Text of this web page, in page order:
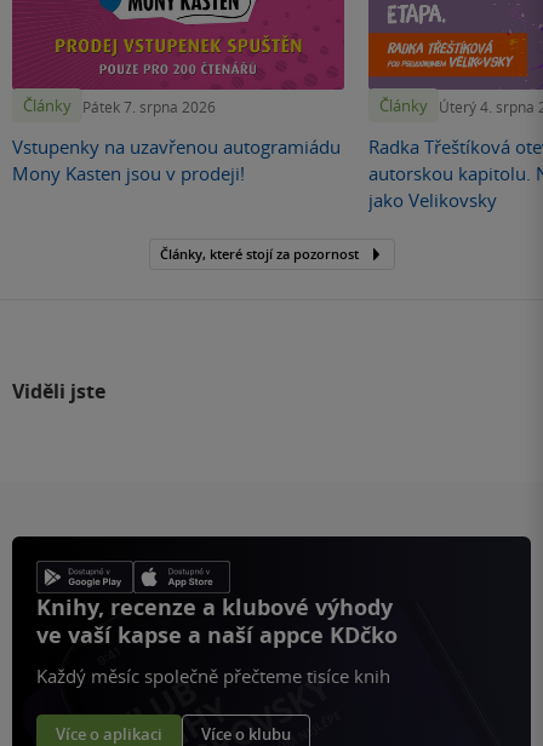
Články Pátek 7. srpna 2026
Vstupenky na uzavřenou autogramiádu
Mony Kasten jsou v prodeji!
Články Úterý 4. srpna
Radka Třeštíková
autorskou kapitolu.
jako Velikovsky
Články, které stojí za pozornost
Viděli jste
Knihy, recenze a klubové výhody
ve vaší kapse a naší appce KDčko
Každý měsíc společně přečteme tisíce knih
Více o aplikaci Více o klubu